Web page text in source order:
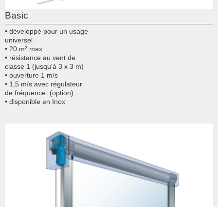
Basic
• développé pour un usage
universel
• 20 m² max.
• résistance au vent de
classe 1 (jusqu’à 3 x 3 m)
• ouverture 1 m/s
• 1,5 m/s avec régulateur
de fréquence. (option)
• disponible en Inox